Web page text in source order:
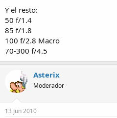
Y el resto:
50 f/1.4
85 f/1.8
100 f/2.8 Macro
70-300 f/4.5
Asterix
Moderador
13 Jun 2010